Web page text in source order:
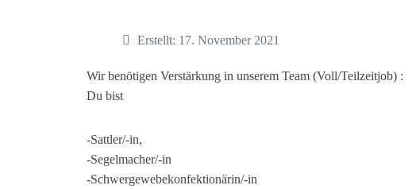
Erstellt: 17. November 2021
Wir benötigen Verstärkung in unserem Team (Voll/Teilzeitjob) :
Du bist
-Sattler/-in,
-Segelmacher/-in
-Schwergewebekonfektionärin/-in